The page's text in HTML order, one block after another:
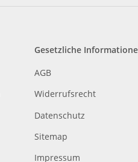
Gesetzliche
AGB
Widerrufsrecht
Datenschutz
Sitemap
Impressum